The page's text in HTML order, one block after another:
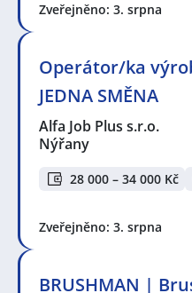
Zveřejněno: 3. srpna
Operátor/ka
JEDNA SMĚNA
Alfa Job Plus s.r.o.
Nýřany
28 000 – 34 000 Kč
Zveřejněno: 3. srpna
BRUSHMAN |